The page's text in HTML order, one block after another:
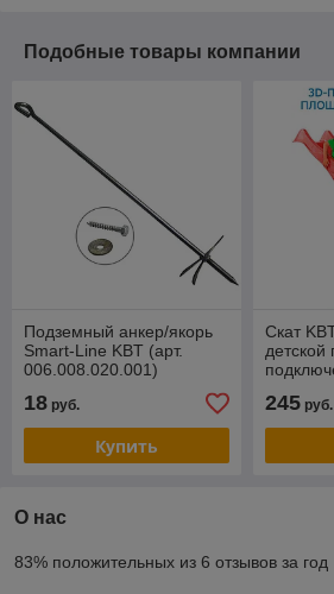
Подобные товары компании
Подземный анкер/якорь
Smart-Line KBT (арт.
006.008.020.001)
18 руб.
Купить
Скат
детской
245руб.
О нас
83% положительных из 6 отзывов за год